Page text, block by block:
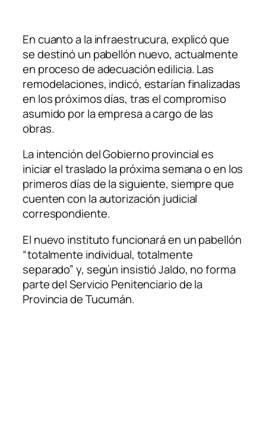
En cuanto a la infraestrucura, explicó que
se destinó un pabellón nuevo, actualmente
en proceso de adecuación edilicia. Las
remodelaciones, indicó, estarían finalizadas
en los próximos días, tras el compromiso
asumido por la empresa a cargo de las
obras.
La intención del Gobierno provincial es
iniciar el traslado la próxima semana o en los
primeros días de la siguiente, siempre que
cuenten con la autorización judicial
correspondiente.
El nuevo instituto funcionará en un pabellón
“totalmente individual, totalmente
separado” y, según insistió Jaldo, no forma
parte del Servicio Penitenciario de la
Provincia de Tucumán.